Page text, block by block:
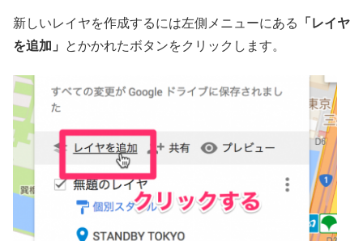
新しいレイヤを作成するには左側メニューにある
「レイヤ
を追加」
とかかれたボタンをクリックします。